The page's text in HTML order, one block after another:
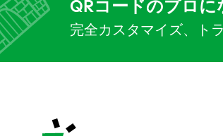
QRコードのプロに
完全カスタマイズ、ト